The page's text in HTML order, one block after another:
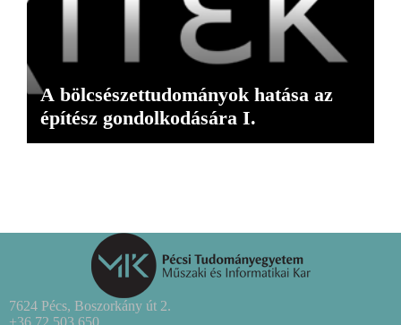
A bölcsészettudományok hatása az
építész gondolkodására I.
7624 Pécs, Boszorkány út 2.
+36 72 503 650